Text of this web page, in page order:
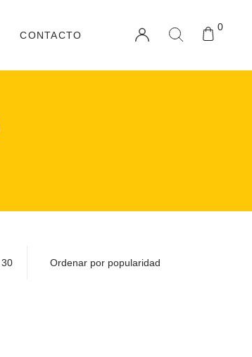
CONTACTO
0
30